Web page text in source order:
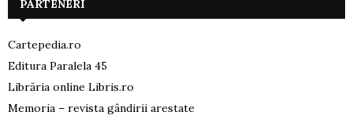
PARTENERI
Cartepedia.ro
Editura Paralela 45
Librăria online Libris.ro
Memoria – revista gândirii arestate